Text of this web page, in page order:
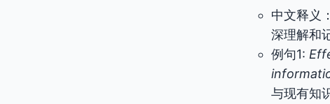
中文释义
深理解和
例句1:
与现有知